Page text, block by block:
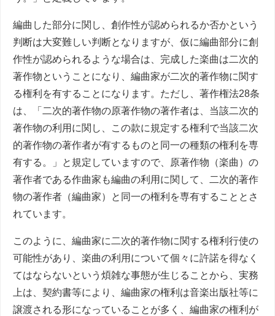
編曲した部分に関し、創作性が認められるか否かという
判断は大変難しい判断となりますが、仮に編曲部分に創
作性が認められるような場合は、完成した楽曲は二次的
著作物ということになり、編曲家が二次的著作物に関す
る権利を有することになります。ただし、著作権法28条
は、「 二次的著作物の原著作物の著作者は、当該二次的
著作物の利用に関し、この款に規定する権利で当該二次
的著作物の著作者が有するものと同一の種類の権利を専
有する。」と規定していますので、原著作物（楽曲）の
著作者である作曲家も編曲の利用に関して、二次的著作
物の著作者（編曲家）と同一の権利を専有することとさ
れています。
このように、編曲家に二次的著作物に関する権利行使の
可能性があり、楽曲の利用について個々に許諾を得なく
てはならないという煩雑な事態が生じることから、実務
上は、契約書等により、編曲家の権利は音楽出版社等に
譲渡される形になっていることが多く、編曲家の権利が